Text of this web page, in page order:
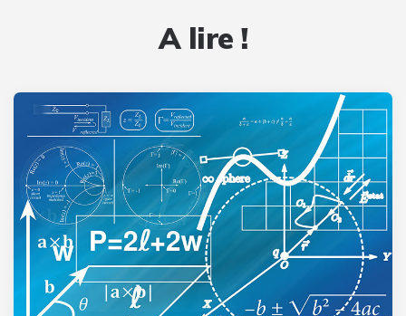
A lire !